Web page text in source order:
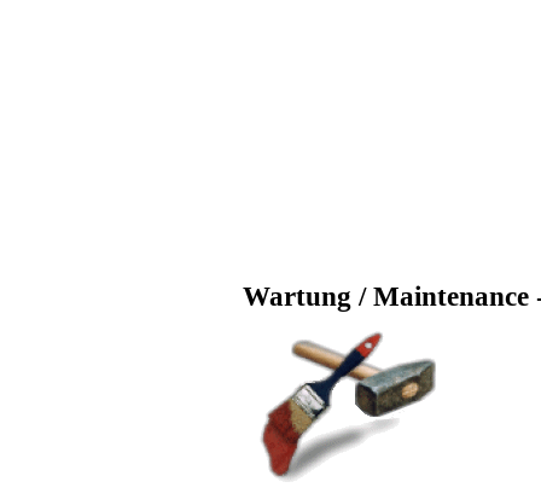
Wartung / Maintenance